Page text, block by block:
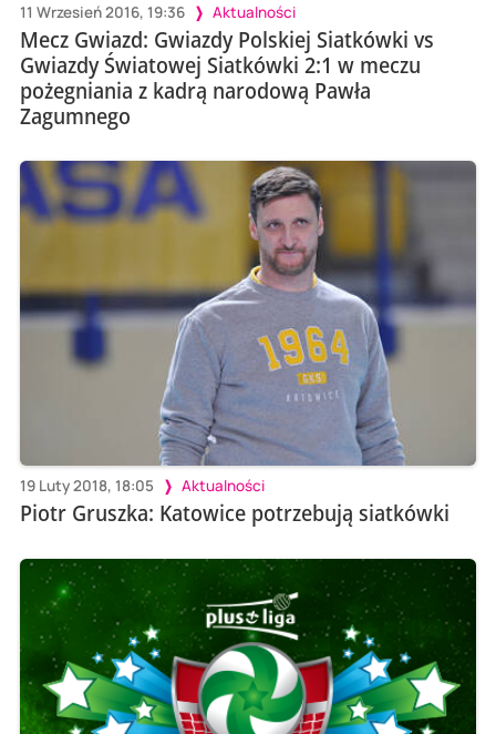
11 Wrzesień 2016, 19:36 Aktualności
Mecz Gwiazd: Gwiazdy Polskiej Siatkówki vs
Gwiazdy Światowej Siatkówki 2:1 w meczu
pożegniania z kadrą narodową Pawła
Zagumnego
19 Luty 2018, 18:05 Aktualności
Piotr Gruszka: Katowice potrzebują siatkówki